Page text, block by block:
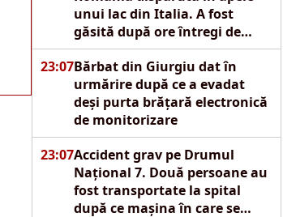
unui lac din Italia. A fost
găsită după ore întregi de
căutări
23:07Bărbat din Giurgiu dat în
urmărire după ce a evadat
deși purta brățară electronică
de monitorizare
23:07Accident grav pe Drumul
Național 7. Două persoane au
fost transportate la spital
după ce mașina în care se